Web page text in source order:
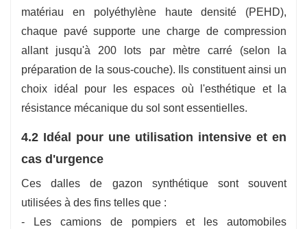
matériau en polyéthylène haute densité (PEHD),
chaque pavé supporte une charge de compression
allant jusqu'à 200 lots par mètre carré (selon la
préparation de la sous-couche). Ils constituent ainsi un
choix idéal pour les espaces où l'esthétique et la
résistance mécanique du sol sont essentielles.
4.2 Idéal pour une utilisation intensive et en
cas d'urgence
Ces dalles de gazon synthétique sont souvent
utilisées à des fins telles que :
- Les camions de pompiers et les automobiles